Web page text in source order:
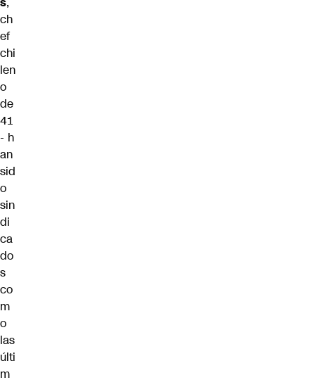
ch
ef
chi
len
o
de
41
- h
an
sid
o
sin
di
ca
do
s
co
m
o
las
últi
m